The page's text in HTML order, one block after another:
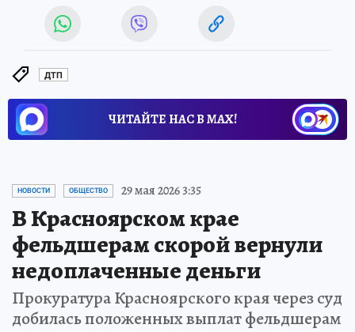
ДТП
ЧИТАЙТЕ НАС В МАХ!
НОВОСТИ ОБЩЕСТВО 29 мая 2026 3:35
В Красноярском крае
фельдшерам скорой вернули
недоплаченные деньги
Прокуратура Красноярского края через суд
добилась положенных выплат фельдшерам